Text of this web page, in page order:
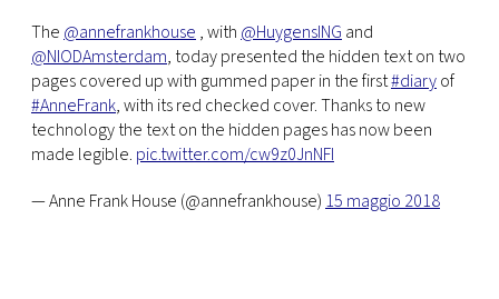
The @annefrankhouse , with @HuygensING and
@NIODAmsterdam, today presented the hidden text on two
pages covered up with gummed paper in the first#diaryof
#AnneFrank, with its red checked cover. Thanks to new
technology the text on the hidden pages has now been
made legible. pic.twitter.com/cw9z0JnNFI
— Anne Frank House (@annefrankhouse) 15 maggio 2018